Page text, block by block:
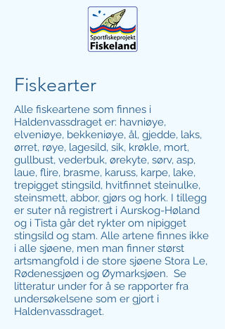
Fiskearter
Alle fiskeartene som finnes i
Haldenvassdraget er: havniøye,
elveniøye, bekkeniøye, ål, gjedde, laks,
ørret, røye, lagesild, sik, krøkle, mort,
gullbust, vederbuk, ørekyte, sørv, asp,
laue, flire, brasme, karuss, karpe, lake,
trepigget stingsild, hvitfinnet steinulke,
steinsmett, abbor, gjørs og hork. I tillegg
er suter nå registrert i Aurskog-Høland
og i Tista går det rykter om nipigget
stingsild og stam. Alle artene finnes ikke
i alle sjøene, men man finner størst
artsmangfold i de store sjøene Stora Le,
Rødenessjøen og Øymarksjøen. Se
litteratur under for å se rapporter fra
undersøkelsene som er gjort i
Haldenvassdraget.